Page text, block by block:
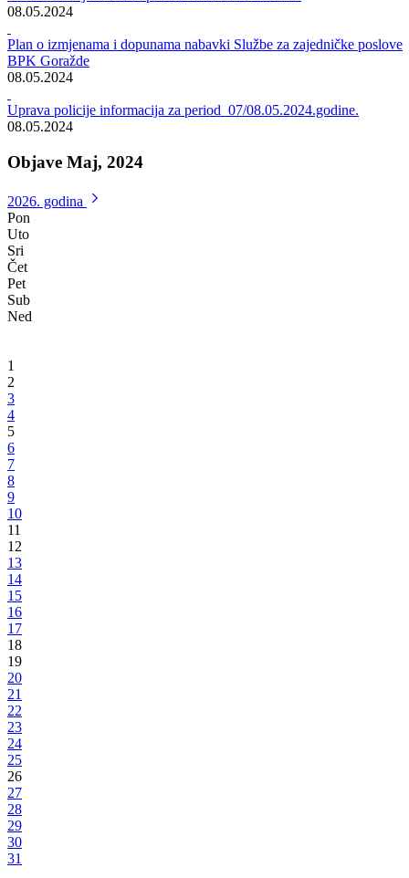
Sarajevo: Okrugli sto o temi “Službenički sistem u Federaciji BiH”
Razmatrane mogućnosti donošenja jedinstvenog Zakona o državnoj
službi na nivou FBiH
08.05.2024